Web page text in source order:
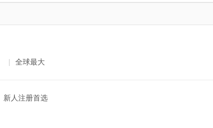
| 全球最大
新人注册首选